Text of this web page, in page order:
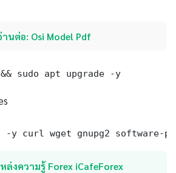
านต่อ: Osi Model Pdf
sudo apt upgrade -y
curl wget gnupg2 software-
ล่งความรู้ Forex iCafeForex